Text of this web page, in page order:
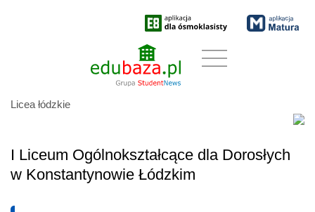
Licea łódzkie
I Liceum Ogólnokształcące dla Dorosłych
w Konstantynowie Łódzkim